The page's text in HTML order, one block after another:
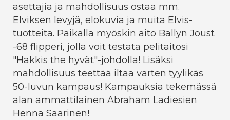
asettajia ja mahdollisuus ostaa mm.
Elviksen levyjä, elokuvia ja muita Elvis-
tuotteita. Paikalla myöskin aito Ballyn Joust
-68 flipperi, jolla voit testata pelitaitosi
"Hakkis the hyvät"-johdolla! Lisäksi
mahdollisuus teettää iltaa varten tyylikäs
50-luvun kampaus! Kampauksia tekemässä
alan ammattilainen Abraham Ladiesien
Henna Saarinen!